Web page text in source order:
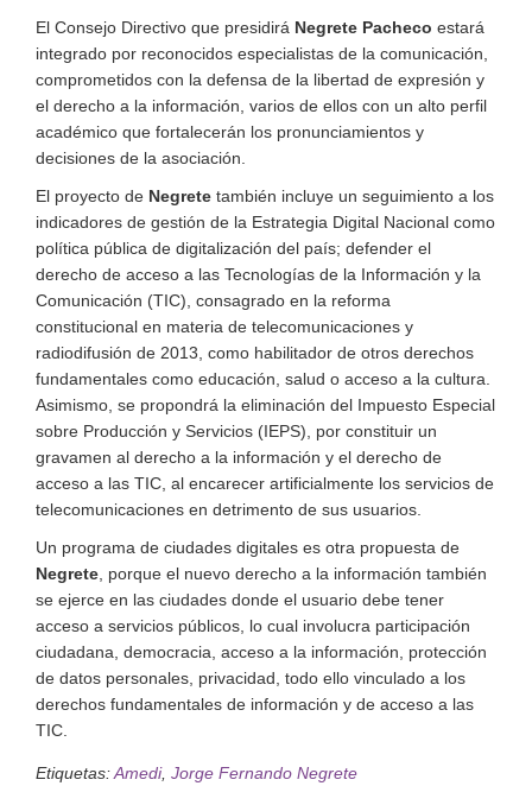
El Consejo Directivo que presidirá Negrete Pacheco estará
integrado por reconocidos especialistas de la comunicación,
comprometidos con la defensa de la libertad de expresión y
el derecho a la información, varios de ellos con un alto perfil
académico que fortalecerán los pronunciamientos y
decisiones de la asociación.
El proyecto de Negrete también incluye un seguimiento a los
indicadores de gestión de la Estrategia Digital Nacional como
política pública de digitalización del país; defender el
derecho de acceso a las Tecnologías de la Información y la
Comunicación (TIC), consagrado en la reforma
constitucional en materia de telecomunicaciones y
radiodifusión de 2013, como habilitador de otros derechos
fundamentales como educación, salud o acceso a la cultura.
Asimismo, se propondrá la eliminación del Impuesto Especial
sobre Producción y Servicios (IEPS), por constituir un
gravamen al derecho a la información y el derecho de
acceso a las TIC, al encarecer artificialmente los servicios de
telecomunicaciones en detrimento de sus usuarios.
Un programa de ciudades digitales es otra propuesta de
Negrete , porque el nuevo derecho a la información también
se ejerce en las ciudades donde el usuario debe tener
acceso a servicios públicos, lo cual involucra participación
ciudadana, democracia, acceso a la información, protección
de datos personales, privacidad, todo ello vinculado a los
derechos fundamentales de información y de acceso a las
TIC.
Etiquetas:Amedi, Jorge Fernando Negrete